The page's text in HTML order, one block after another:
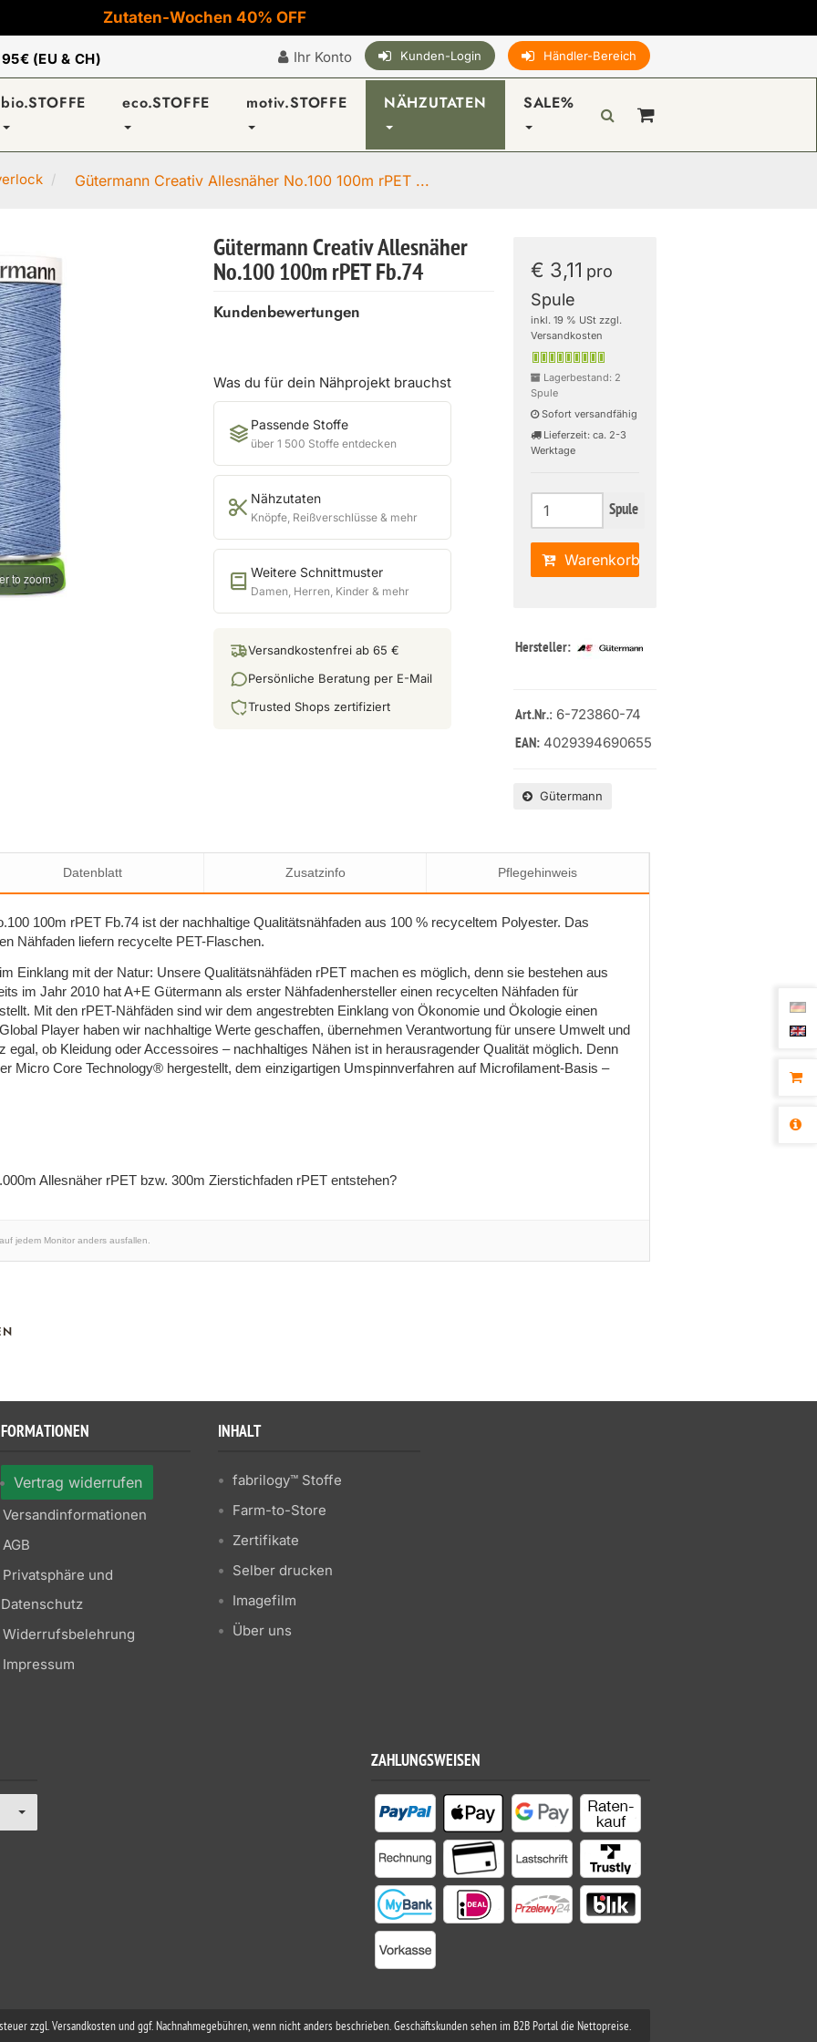
Zutaten-Wochen 40% OFF
95€ (EU & CH) Ihr Konto Kunden-Login Händler-Bereich
bio.STOFFE eco.STOFFE motiv.STOFFE NÄHZUTATEN SALE%
Gütermann Creativ Allesnäher No.100 100m rPET ...
to zoom
Gütermann Creativ Allesnäher
No.100 100m rPET Fb.74
Kundenbewertungen
Was du für dein Nähprojekt brauchst
Passende Stoffe
über 1 500 Stoffe entdecken
Nähzutaten
Knöpfe, Reißverschlüsse & mehr
Weitere Schnittmuster
Damen, Herren, Kinder & mehr
Versandkostenfrei ab 65 €
Persönliche Beratung per E-Mail
Trusted Shops zertifiziert
€ 3,11 pro
Spule
inkl. 19 % USt zzgl.
Versandkosten
Lagerbestand: 2
Spule
Sofort versandfähig
Lieferzeit: ca. 2-3
Werktage
Spule
Warenkorb
Hersteller:
Art.Nr.: 6-723860-74
EAN: 4029394690655
Gütermann
Datenblatt Zusatzinfo Pflegehinweis
100m rPET Fb.74 ist der nachhaltige Qualitätsnähfaden aus 100 % recyceltem Polyester. Das
Nähfaden liefern recycelte PET-Flaschen.
Einklang mit der Natur: Unsere Qualitätsnähfäden rPET machen es möglich, denn sie bestehen aus
im Jahr 2010 hat A+E Gütermann als erster Nähfadenhersteller einen recycelten Nähfaden für
Mit den rPET-Nähfäden sind wir dem angestrebten Einklang von Ökonomie und Ökologie einen
Player haben wir nachhaltige Werte geschaffen, übernehmen Verantwortung für unsere Umwelt und
ob Kleidung oder Accessoires – nachhaltiges Nähen ist in herausragender Qualität möglich. Denn
Micro Core Technology® hergestellt, dem einzigartigen Umspinnverfahren auf Microfilament-Basis –
Allesnäher rPET bzw. 300m Zierstichfaden rPET entstehen?
jedem Monitor anders ausfallen.
Vertrag widerrufen
Versandinformationen
AGB
Privatsphäre und
Datenschutz
Widerrufsbelehrung
Impressum
INHALT
fabrilogy™ Stoffe
Farm-to-Store
Zertifikate
Selber drucken
Imagefilm
Über uns
ZAHLUNGSWEISEN
zzgl. Versandkosten und ggf. Nachnahmegebühren, wenn nicht anders beschrieben. Geschäftskunden sehen im B2B Portal die Nettopreise.